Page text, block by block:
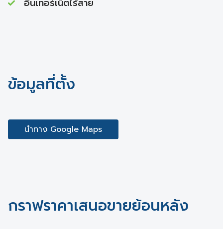
อินเทอร์เน็ตไร้สาย
ข้อมูลที่ตั้ง
นำทาง Google Maps
กราฟราคาเสนอขายย้อนหลัง